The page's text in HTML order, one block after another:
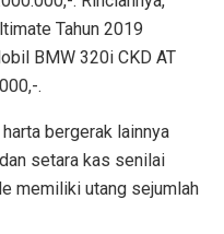
Tahun 2019
BMW 320i CKD AT
.
bergerak lainnya
setara kas senilai
memiliki utang sejumlah